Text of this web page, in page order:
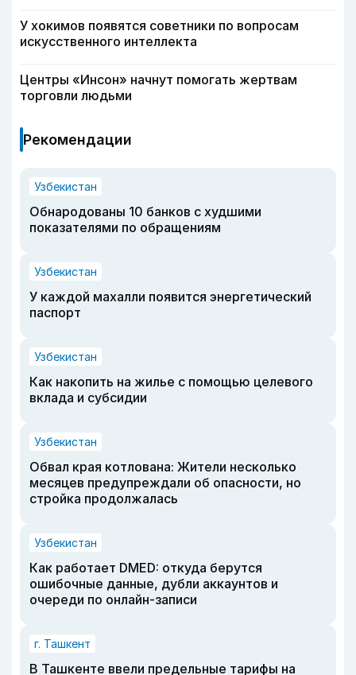
У хокимов появятся советники по вопросам
искусственного интеллекта
Центры «Инсон» начнут помогать жертвам
торговли людьми
Рекомендации
Узбекистан
Обнародованы 10 банков с худшими
показателями по обращениям
Узбекистан
У каждой махалли появится энергетический
паспорт
Узбекистан
Как накопить на жилье с помощью целевого
вклада и субсидии
Узбекистан
Обвал края котлована: Жители несколько
месяцев предупреждали об опасности, но
стройка продолжалась
Узбекистан
Как работает DMED: откуда берутся
ошибочные данные, дубли аккаунтов и
очереди по онлайн-записи
г. Ташкент
В Ташкенте ввели предельные тарифы на